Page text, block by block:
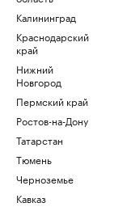
Калининград
Краснодарский
край
Нижний
Новгород
Пермский край
Ростов-на-Дону
Татарстан
Тюмень
Черноземье
Кавказ